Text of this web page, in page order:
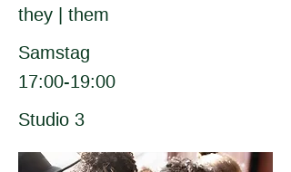
they | them
Samstag
17:00-19:00
Studio 3